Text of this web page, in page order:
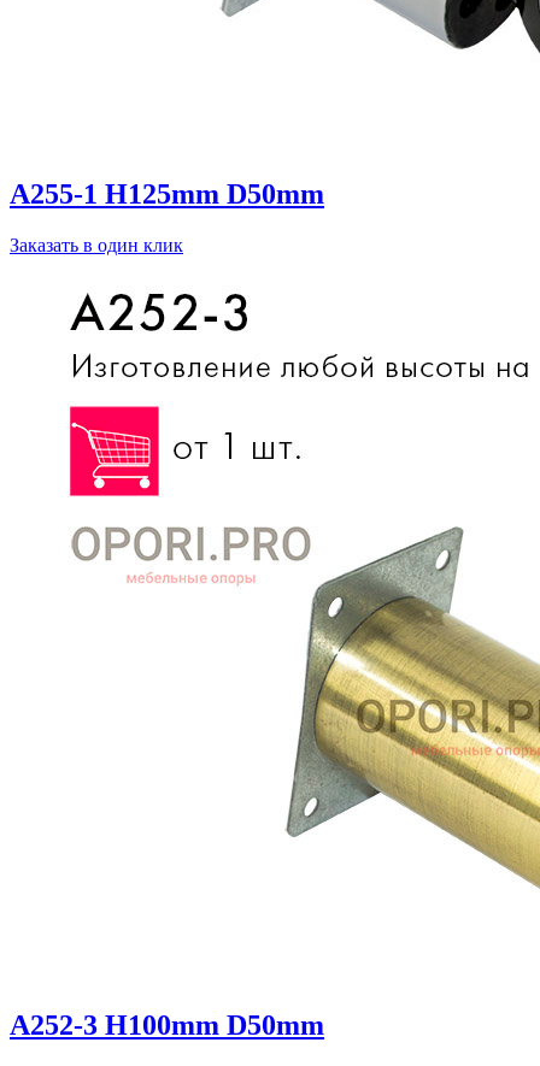
A255-1 H125mm D50mm
Заказать в один клик
A252-3 H100mm D50mm